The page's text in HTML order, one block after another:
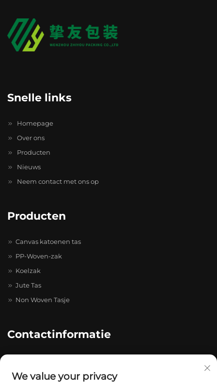
Snelle links
Homepage
Over ons
Producten
Nieuws
Neem contact met ons op
Producten
Canvas katoenen tas
PP-Woven-zak
Koelzak
Jute Tas
Non Woven Tasje
Contactinformatie
Ave., Longgang
We value your privacy